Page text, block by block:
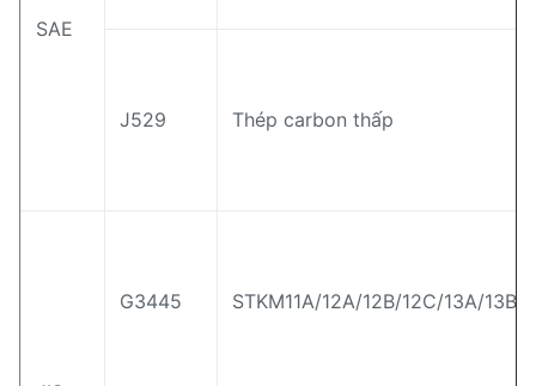
SAE
J529 Thép carbon thấp
G3445 STKM11A/12A/12B/12C/13A/13B/